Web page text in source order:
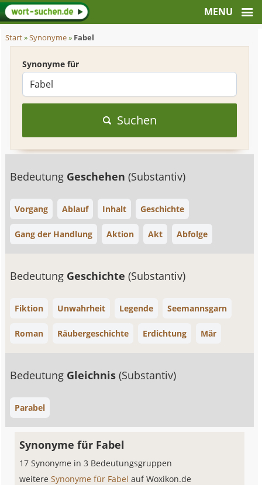
Start»Synonyme» Fabel
Synonyme für
Suchen
Bedeutung Geschehen(Substantiv)
Vorgang Ablauf Inhalt Geschichte
Gang der Handlung Aktion Akt Abfolge
Bedeutung Geschichte(Substantiv)
Fiktion Unwahrheit Legende Seemannsgarn
Roman Räubergeschichte Erdichtung Mär
Bedeutung Gleichnis(Substantiv)
Parabel
Synonyme für Fabel
17 Synonyme in 3 Bedeutungsgruppen
weitereSynonyme für Fabelauf Woxikon.de